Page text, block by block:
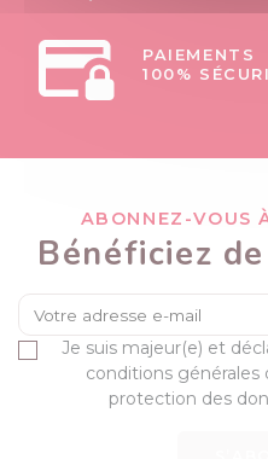
PAIEMENTS
100%
ABONNEZ-VOUS
Bénéficiez
Je suis majeur(e) et
conditions
protection des